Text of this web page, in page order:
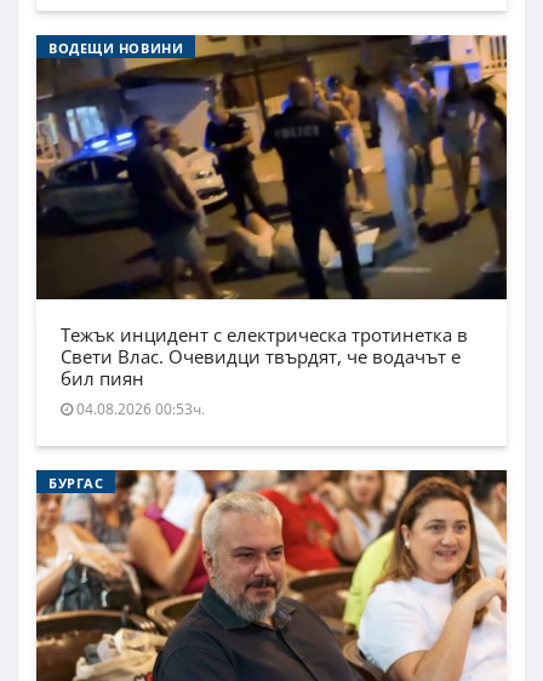
ВОДЕЩИ НОВИНИ
Тежък инцидент с електрическа тротинетка в
Свети Влас. Очевидци твърдят, че водачът е
бил пиян
04.08.2026 00:53ч.
БУРГАС